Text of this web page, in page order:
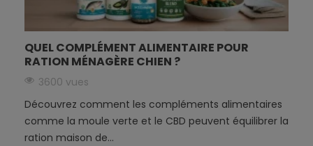
QUEL COMPLÉMENT ALIMENTAIRE POUR
RATION MÉNAGÈRE CHIEN ?
3600 vues
Découvrez comment les compléments alimentaires
comme la moule verte et le CBD peuvent équilibrer la
ration maison de...